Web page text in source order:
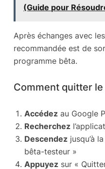
(Guide pour
Après échanges avec
recommandée est de
programme bêta.
Comment quitter
Accédez au Google
Recherchez
Descendez jusqu’à
bêta-testeur »
Appuyez sur «